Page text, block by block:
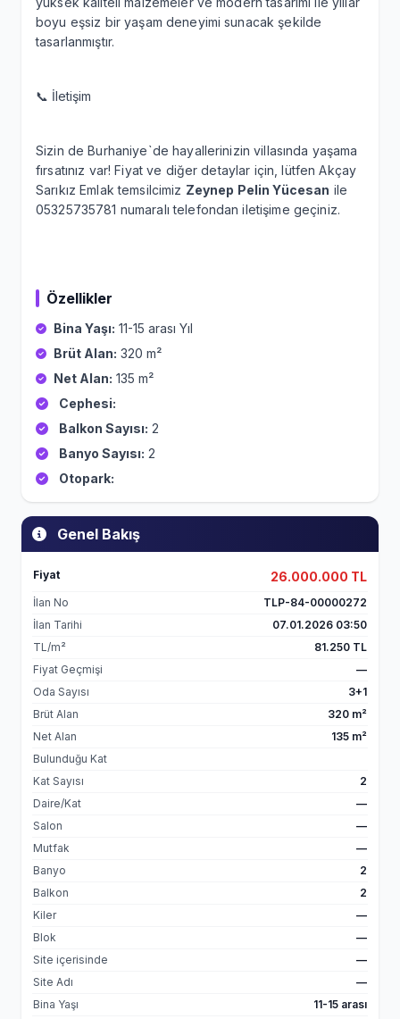
Genel Bakış
Fiyat 26.000.000 TL
İlan No
TLP-84-00000272
İlan Tarihi
07.01.2026 03:50
TL/m²
81.250 TL
Fiyat Geçmişi
—
Oda Sayısı
3+1
Brüt Alan
320 m²
Net Alan
135 m²
Bulunduğu Kat
Kat Sayısı
2
Daire/Kat
—
Salon
—
Mutfak
—
Banyo
2
Balkon
2
Kiler
—
Blok
—
Site içerisinde
—
Site Adı
—
Bina Yaşı
11-15 arası
boyu eşsiz bir yaşam deneyimi sunacak şekilde
tasarlanmıştır.
📞 İletişim
Sizin de Burhaniye`de hayallerinizin villasında yaşama
fırsatınız var! Fiyat ve diğer detaylar için, lütfen Akçay
Sarıkız Emlak temsilcimiz Zeynep Pelin Yücesan ile
05325735781 numaralı telefondan iletişime geçiniz.
Özellikler
Bina Yaşı: 11-15 arası Yıl
Brüt Alan: 320 m²
Net Alan: 135 m²
Cephesi:
Balkon Sayısı: 2
Banyo Sayısı: 2
Otopark: